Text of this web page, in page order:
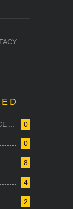
0
...
0
8
4
2